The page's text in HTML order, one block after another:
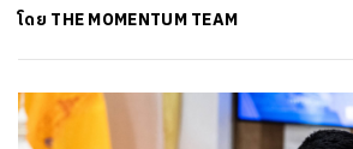
โดย THE MOMENTUM TEAM